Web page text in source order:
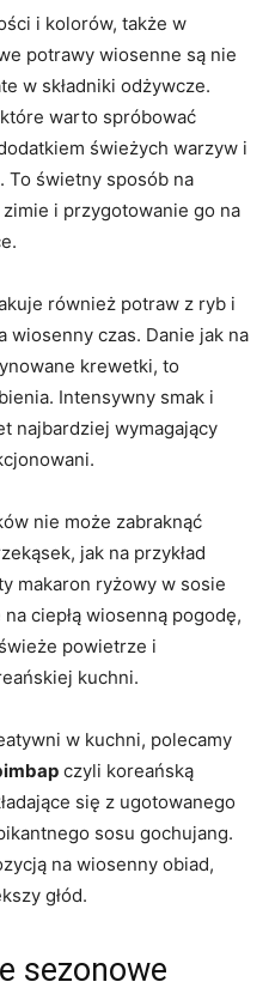
i kolorów, także ​w
potrawy⁤ wiosenne są nie
w składniki odżywcze.
warto spróbować
świeżych warzyw i
To ‌świetny sposób na
i przygotowanie go⁤ na⁢
również⁤ potraw z ryb i
wiosenny czas.‍ Danie jak ⁢na
krewetki, to
Intensywny smak‌ i
najbardziej wymagający
nie może zabraknąć
jak na przykład‌
makaron ryżowy w sosie
ciepłą wiosenną pogodę,
powietrze i
kuchni.
⁣w kuchni, polecamy
czyli koreańską
‌się z ugotowanego
sosu gochujang.
na wiosenny ‍obiad,
‌głód.
sezonowe